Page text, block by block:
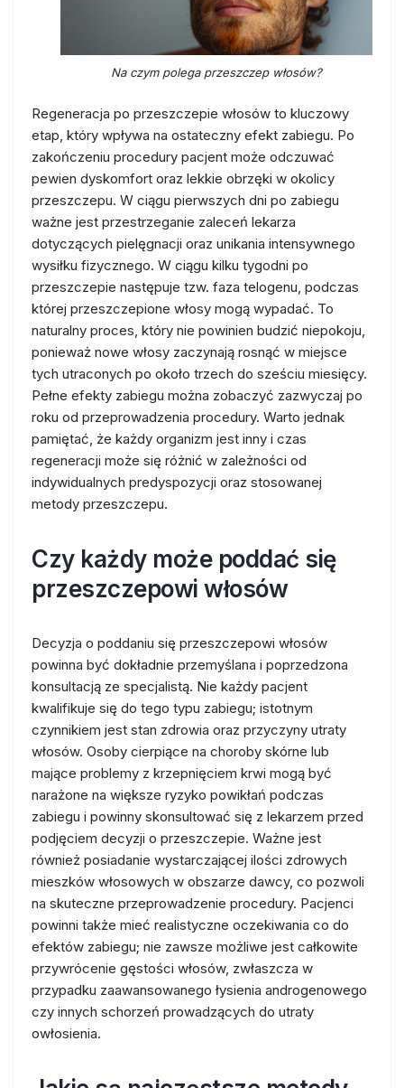
Na czym polega przeszczep włosów?
Regeneracja po przeszczepie włosów to kluczowy
etap, który wpływa na ostateczny efekt zabiegu. Po
zakończeniu procedury pacjent może odczuwać
pewien dyskomfort oraz lekkie obrzęki w okolicy
przeszczepu. W ciągu pierwszych dni po zabiegu
ważne jest przestrzeganie zaleceń lekarza
dotyczących pielęgnacji oraz unikania intensywnego
wysiłku fizycznego. W ciągu kilku tygodni po
przeszczepie następuje tzw. faza telogenu, podczas
której przeszczepione włosy mogą wypadać. To
naturalny proces, który nie powinien budzić niepokoju,
ponieważ nowe włosy zaczynają rosnąć w miejsce
tych utraconych po około trzech do sześciu miesięcy.
Pełne efekty zabiegu można zobaczyć zazwyczaj po
roku od przeprowadzenia procedury. Warto jednak
pamiętać, że każdy organizm jest inny i czas
regeneracji może się różnić w zależności od
indywidualnych predyspozycji oraz stosowanej
metody przeszczepu.
Czy każdy może poddać się
przeszczepowi włosów
Decyzja o poddaniu się przeszczepowi włosów
powinna być dokładnie przemyślana i poprzedzona
konsultacją ze specjalistą. Nie każdy pacjent
kwalifikuje się do tego typu zabiegu; istotnym
czynnikiem jest stan zdrowia oraz przyczyny utraty
włosów. Osoby cierpiące na choroby skórne lub
mające problemy z krzepnięciem krwi mogą być
narażone na większe ryzyko powikłań podczas
zabiegu i powinny skonsultować się z lekarzem przed
podjęciem decyzji o przeszczepie. Ważne jest
również posiadanie wystarczającej ilości zdrowych
mieszków włosowych w obszarze dawcy, co pozwoli
na skuteczne przeprowadzenie procedury. Pacjenci
powinni także mieć realistyczne oczekiwania co do
efektów zabiegu; nie zawsze możliwe jest całkowite
przywrócenie gęstości włosów, zwłaszcza w
przypadku zaawansowanego łysienia androgenowego
czy innych schorzeń prowadzących do utraty
owłosienia.